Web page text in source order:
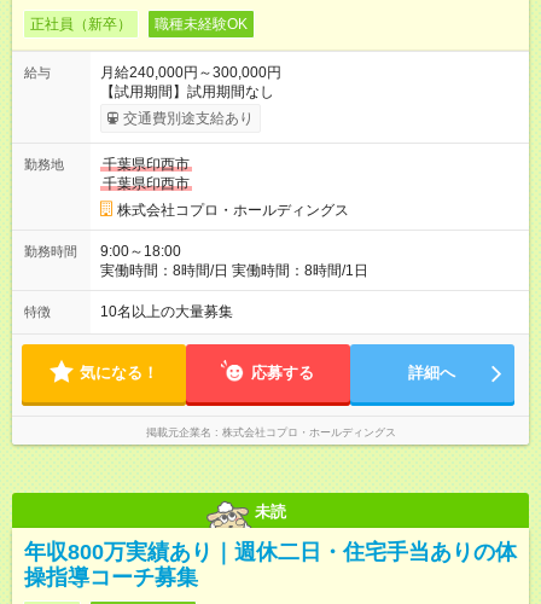
正社員（新卒） 職種未経験OK
給与
月給240,000円～300,000円
【試用期間】試用期間なし
交通費別途支給あり
勤務地
千葉県印西市
千葉県印西市
株式会社コプロ・ホールディングス
勤務時間
9:00～18:00
実働時間：8時間/日 実働時間：8時間/1日
特徴 10名以上の大量募集
気になる！ 応募する 詳細へ
掲載元企業名 株式会社コプロ・ホールディングス
未読
年収800万実績あり｜週休二日・住宅手当ありの体
操指導コーチ募集